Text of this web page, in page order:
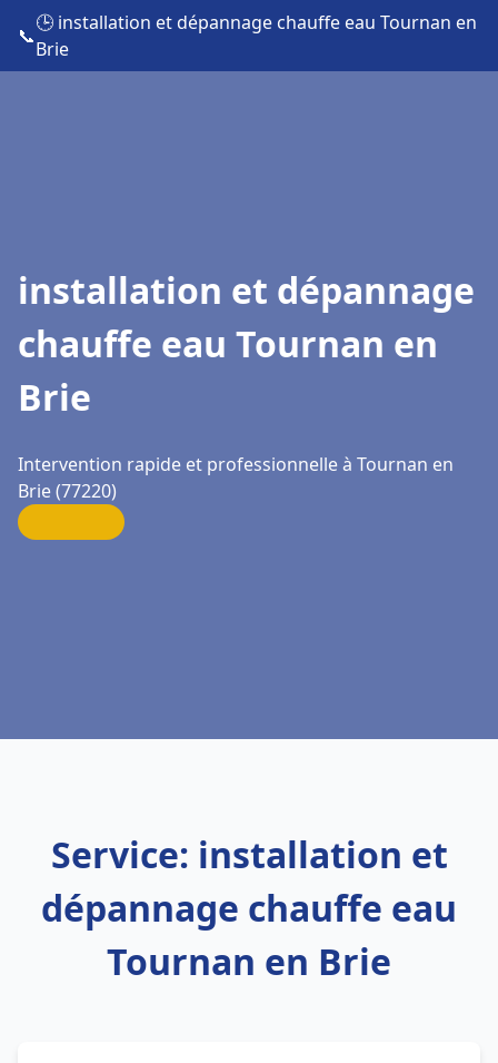
📞
🕒 installation et dépannage chauffe eau Tournan en
Brie
installation et dépannage
chauffe eau Tournan en
Brie
Intervention rapide et professionnelle à Tournan en
Brie (77220)
Service: installation et
dépannage chauffe eau
Tournan en Brie